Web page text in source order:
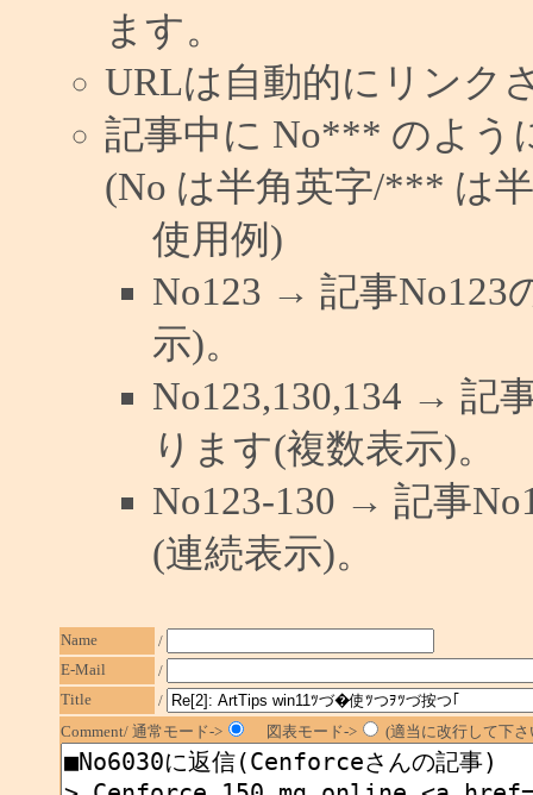
ます。
URLは自動的にリンク
記事中に No*** のよう
(No は半角英字/*** は
使用例)
No123 → 記事No123
示)。
No123,130,134 → 記
ります(複数表示)。
No123-130 → 記事
(連続表示)。
Name
/
E-Mail
/
Title
/
Comment/ 通常モード->
図表モード-> (適当に改行して下